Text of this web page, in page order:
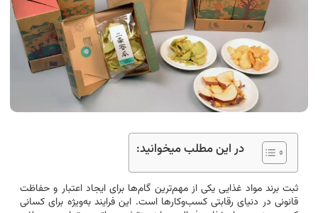
در این مطلب میخوانید:
ثبت برند مواد غذایی یکی از مهم‌ترین گام‌ها برای ایجاد اعتبار و حفاظت
قانونی در دنیای رقابتی کسب‌وکارها است. این فرایند به‌ویژه برای کسانی